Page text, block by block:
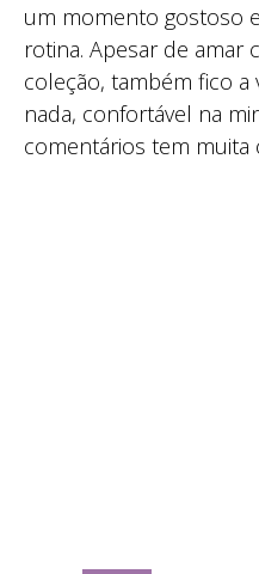
um momento gostoso
rotina. Apesar de amar
coleção, também fico
nada, confortável na
comentários tem muita